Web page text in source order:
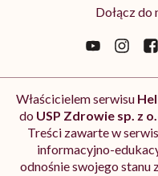
Dołącz do
Właścicielem serwisu
do USP Zdrowie sp. z
Treści zawarte w
informacyjno-
odnośnie swojego stanu